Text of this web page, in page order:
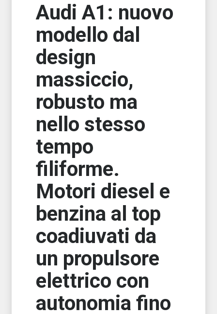
Audi A1: nuovo
modello dal
design
massiccio,
robusto ma
nello stesso
tempo
filiforme.
Motori diesel e
benzina al top
coadiuvati da
un propulsore
elettrico con
autonomia fino